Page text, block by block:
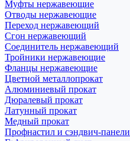
Муфты нержавеющие
Отводы нержавеющие
Переход нержавеющий
Сгон нержавеющий
Соединитель нержавеющий
Тройники нержавеющие
Фланцы нержавеющие
Цветной металлопрокат
Алюминиевый прокат
Дюралевый прокат
Латунный прокат
Медный прокат
Профнастил и сэндвич-панели